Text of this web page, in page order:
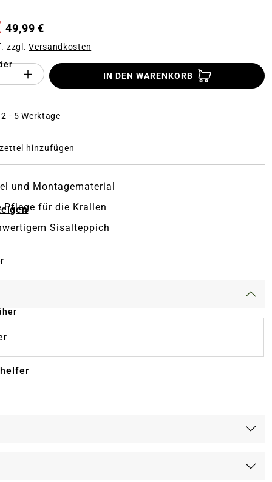
49,99 €
zzgl.Versandkosten
des Produktes "%product%":
IN DEN WARENKORB
- 5 Werktage
hinzufügen
und Montagematerial
Pflege für die Krallen
Sisalteppich